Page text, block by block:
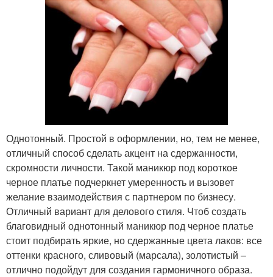
Однотонный. Простой в оформлении, но, тем не менее,
отличный способ сделать акцент на сдержанности,
скромности личности. Такой маникюр под короткое
черное платье подчеркнет умеренность и вызовет
желание взаимодействия с партнером по бизнесу.
Отличный вариант для делового стиля. Чтоб создать
благовидный однотонный маникюр под черное платье
стоит подбирать яркие, но сдержанные цвета лаков: все
оттенки красного, сливовый (марсала), золотистый –
отлично подойдут для создания гармоничного образа.